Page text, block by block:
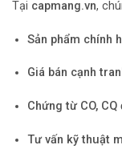
Tại capmang.vn,
Sản phẩm chính
Giá bán cạnh
Chứng từ CO, CQ
Tư vấn kỹ thuật